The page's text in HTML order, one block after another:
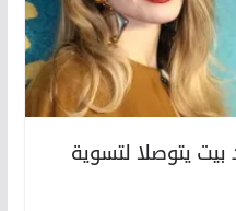
بيت يتوصلا لتسوية